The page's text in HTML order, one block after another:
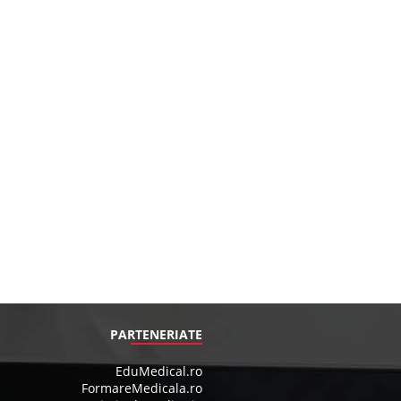
PARTENERIATE
EduMedical.ro
FormareMedicala.ro